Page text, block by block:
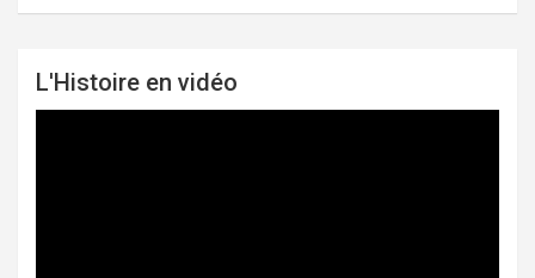
L'Histoire en vidéo